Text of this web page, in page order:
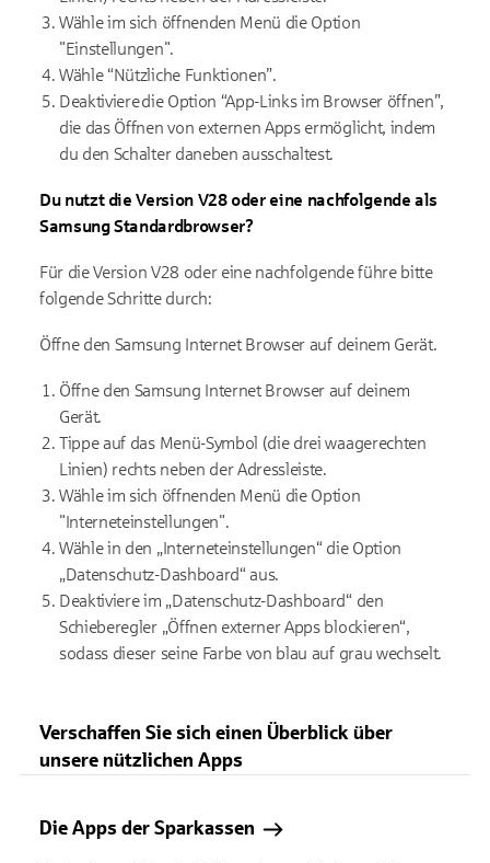
Wähle im sich öffnenden Menü die Option
"Einstellungen".
Wähle “Nützliche Funktionen”.
Deaktiviere die Option “App-Links im Browser öffnen”,
die das Öffnen von externen Apps ermöglicht, indem
du den Schalter daneben ausschaltest.
Du nutzt die Version V28 oder eine nachfolgende als
Samsung Standardbrowser?
Für die Version V28 oder eine nachfolgende führe bitte
folgende Schritte durch:
Öffne den Samsung Internet Browser auf deinem Gerät.
Öffne den Samsung Internet Browser auf deinem
Gerät.
Tippe auf das Menü-Symbol (die drei waagerechten
Linien) rechts neben der Adressleiste.
Wähle im sich öffnenden Menü die Option
"Interneteinstellungen".
Wähle in den „Interneteinstellungen“ die Option
„Datenschutz-Dashboard“ aus.
Deaktiviere im „Datenschutz-Dashboard“ den
Schieberegler „Öffnen externer Apps blockieren“,
sodass dieser seine Farbe von blau auf grau wechselt.
Verschaffen Sie sich einen Überblick über
unsere nützlichen Apps
Die Apps der Sparkassen